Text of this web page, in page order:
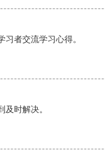
者交流学习心得。
时解决。